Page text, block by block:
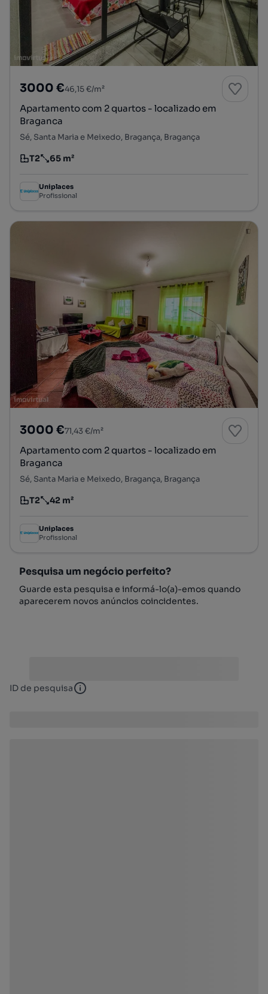
3000 €46,15 €/m²
Apartamento com 2 quartos - localizado em
Braganca
Sé, Santa Maria e Meixedo, Bragança, Bragança
Tipologia
T2
Preço por metro quadrado
65 m²
Uniplaces
Profissional
3000 €71,43 €/m²
Apartamento com 2 quartos - localizado em
Braganca
Sé, Santa Maria e Meixedo, Bragança, Bragança
Tipologia
T2
Preço por metro quadrado
42 m²
Uniplaces
Profissional
Pesquisa um negócio perfeito?
Guarde esta pesquisa e informá-lo(a)-emos quando
aparecerem novos anúncios coincidentes.
ID de pesquisa ID de pesquisa